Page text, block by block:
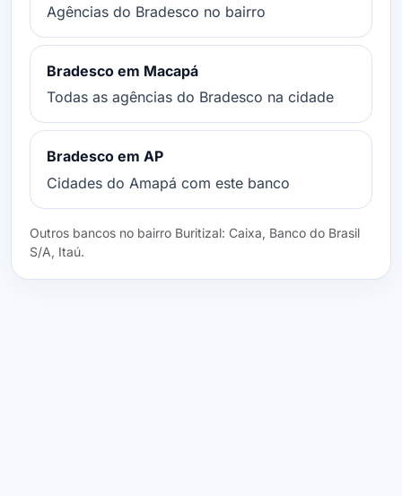
Agências do Bradesco no bairro
Bradesco em Macapá
Todas as agências do Bradesco na cidade
Bradesco em AP
Cidades do Amapá com este banco
Outros bancos no bairro Buritizal: Caixa, Banco do Brasil
S/A, Itaú.